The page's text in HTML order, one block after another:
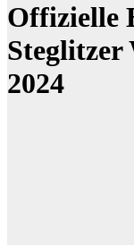
Offizielle
Steglitzer
2024